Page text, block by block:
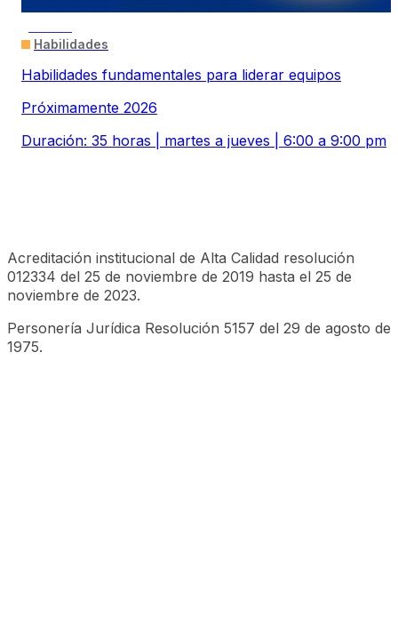
Habilidades
Habilidades fundamentales para liderar equipos
Próximamente 2026
Duración: 35 horas | martes a jueves | 6:00 a 9:00 pm
Acreditación institucional de Alta Calidad resolución
012334 del 25 de noviembre de 2019 hasta el 25 de
noviembre de 2023.
Personería Jurídica Resolución 5157 del 29 de agosto de
1975.